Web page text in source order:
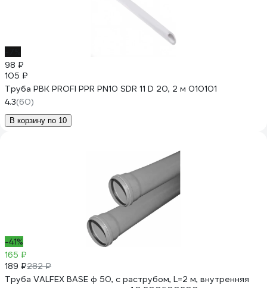
98 ₽
105 ₽
Труба РВК PROFI PPR PN10 SDR 11 D 20, 2 м 010101
4.3(60)
В корзину по 10
-41%
165 ₽
189 ₽282 ₽
Труба VALFEX BASE ф 50, с раструбом, L=2 м, внутренняя